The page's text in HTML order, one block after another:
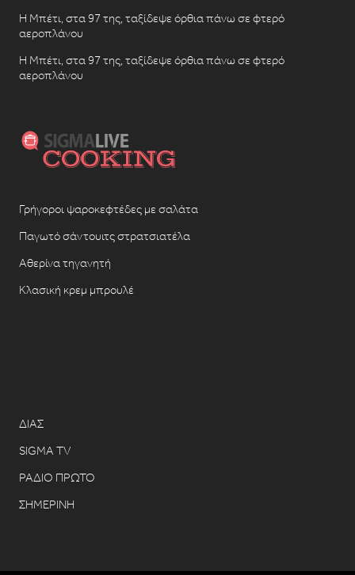
Η Μπέτι, στα 97 της, ταξίδεψε όρθια πάνω σε φτερό
αεροπλάνου
Η Μπέτι, στα 97 της, ταξίδεψε όρθια πάνω σε φτερό
αεροπλάνου
Γρήγοροι ψαροκεφτέδες με σαλάτα
Παγωτό σάντουιτς στρατσιατέλα
Αθερίνα τηγανητή
Κλασική κρεμ μπρουλέ
ΔΙΑΣ
SIGMA TV
ΡΑΔΙΟ ΠΡΩΤΟ
ΣΗΜΕΡΙΝΗ